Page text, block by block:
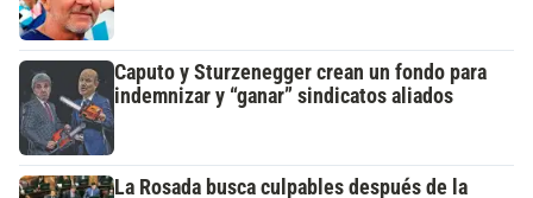
Caputo y Sturzenegger crean un fondo para
indemnizar y “ganar” sindicatos aliados
La Rosada busca culpables después de la